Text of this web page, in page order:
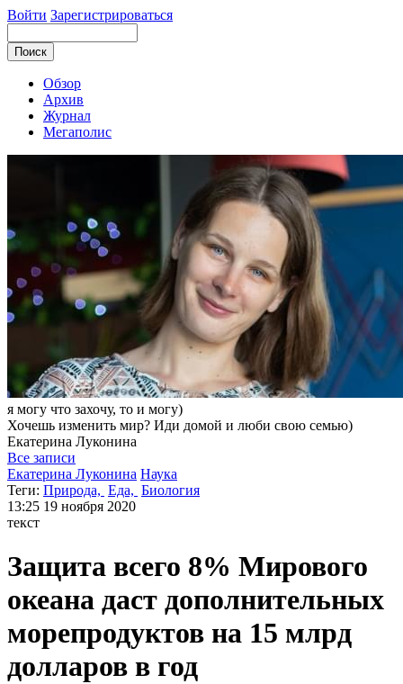
Войти Зарегистрироваться
Обзор
Архив
Журнал
Мегаполис
я могу что захочу, то и могу)
Хочешь изменить мир? Иди домой и люби свою семью)
Екатерина Луконина
Все записи
Екатерина Луконина Наука
Теги: Природа, Еда, Биология
13:25 19 ноября 2020
текст
Защита всего 8% Мирового
океана даст дополнительных
морепродуктов на 15 млрд
долларов в год